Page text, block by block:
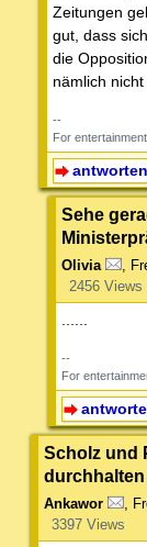
Zeitungen
gut, dass
die
nämlich nicht
--
For
antworten
Sehe
Olivia
2456 Views
--
For
Scholz und
durchhalten
Ankawor
3397 Views